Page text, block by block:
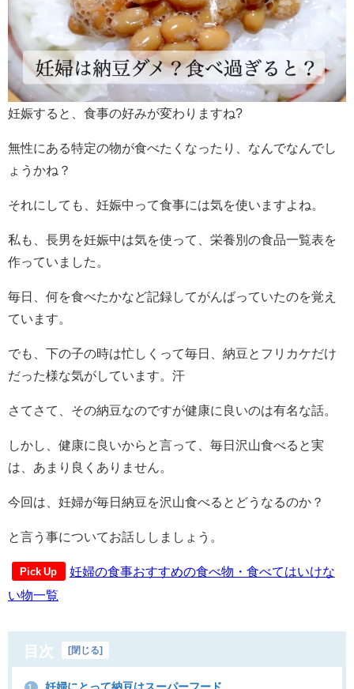
妊娠すると、食事の好みが変わりますね?
無性にある特定の物が食べたくなったり、なんでなんでし
ょうかね？
それにしても、妊娠中って食事には気を使いますよね。
私も、長男を妊娠中は気を使って、栄養別の食品一覧表を
作っていました。
毎日、何を食べたかなど記録してがんばっていたのを覚え
ています。
でも、下の子の時は忙しくって毎日、納豆とフリカケだけ
だった様な気がしています。汗
さてさて、その納豆なのですが健康に良いのは有名な話。
しかし、健康に良いからと言って、毎日沢山食べると実
は、あまり良くありません。
今回は、妊婦が毎日納豆を沢山食べるとどうなるのか？
と言う事についてお話ししましょう。
Pick Up
妊婦の食事おすすめの食べ物・食べてはいけな
い物一覧
目次 [閉じる]
妊婦にとって納豆はスーパーフード